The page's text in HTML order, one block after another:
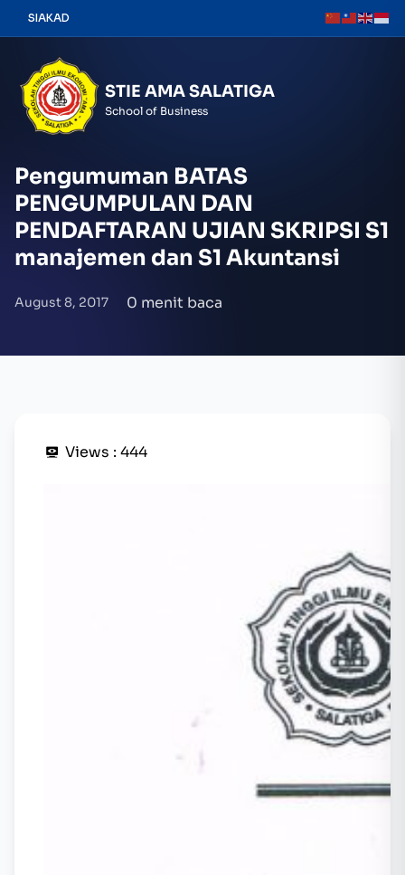
SIAKAD
STIE AMA SALATIGA
School of Business
Pengumuman BATAS
PENGUMPULAN DAN
PENDAFTARAN UJIAN SKRIPSI S1
manajemen dan S1 Akuntansi
August 8, 2017 0 menit baca
Views : 444